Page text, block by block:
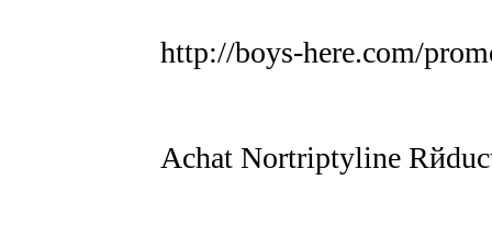
http://boys-here.com/
Achat Nortriptyline